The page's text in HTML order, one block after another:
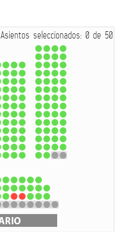
Asientos seleccionados: 0 de 50